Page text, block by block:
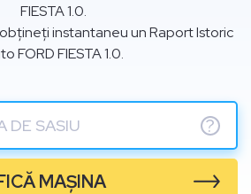
FIESTA 1.0.
instantaneu un Raport Istoric
FORD FIESTA 1.0.
?
MAȘINA